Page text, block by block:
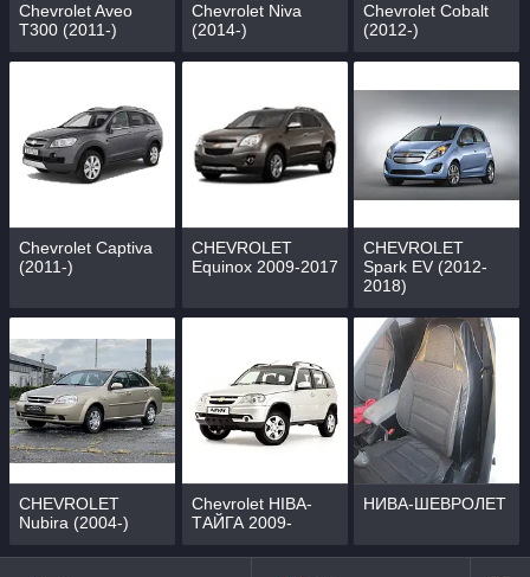
Chevrolet Aveo
T300 (2011-)
Chevrolet Niva
(2014-)
Chevrolet Cobalt
(2012-)
Chevrolet Captiva
(2011-)
CHEVROLET
Equinox 2009-2017
CHEVROLET
Spark EV (2012-
2018)
CHEVROLET
Nubira (2004-)
Chevrolet НІВА-
ТАЙГА 2009-
НИВА-ШЕВРОЛЕТ